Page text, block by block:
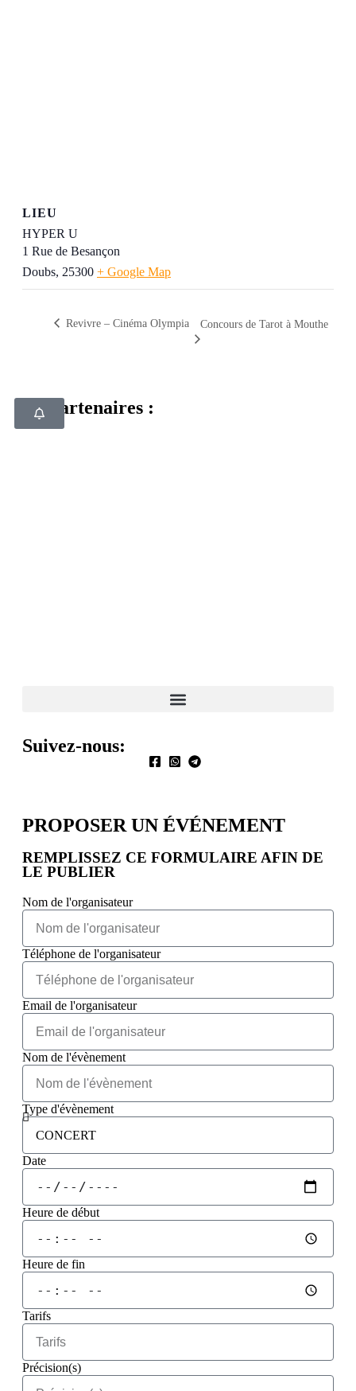
LIEU
HYPER U
1 Rue de Besançon
Doubs, 25300 + Google Map
Revivre – Cinéma Olympia Concours de Tarot à Mouthe
Nos partenaires :
Suivez-nous:
PROPOSER UN ÉVÉNEMENT​
REMPLISSEZ CE FORMULAIRE AFIN DE
LE PUBLIER
Nom de l'organisateur
Téléphone de l'organisateur
Email de l'organisateur
Nom de l'évènement
Type d'évènement
Date
Heure de début
Heure de fin
Tarifs
Précision(s)